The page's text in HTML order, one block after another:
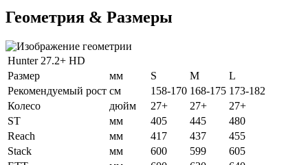
Геометрия & Размеры
Hunter 27.2+ HD
Размер
мм S M
L
Рекомендуемый рост см 158-170 168-175 173-182
Колесо
дюйм 27+ 27+
27+
ST
мм 405 445
480
Reach
мм 417 437
455
Stack
мм 600 599
605